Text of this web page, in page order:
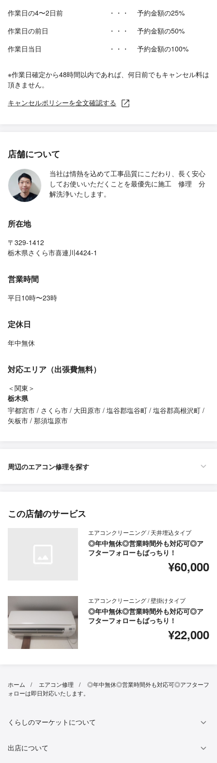
作業日の4〜2日前
・・・
予約金額の25%
作業日の前日
・・・
予約金額の50%
作業日当日
・・・ 予約金額の100%
※作業日確定から48時間以内であれば、何日前でもキャンセル料は
頂きません。
キャンセルポリシーを全文確認する
店舗について
当社は情熱を込めて工事品質にこだわり、長く安心
してお使いいただくことを最優先に施工 修理 分
解洗浄いたします。
所在地
〒329-1412
栃木県さくら市喜連川4424-1
営業時間
平日10時〜23時
定休日
年中無休
対応エリア（出張費無料）
＜関東＞
栃木県
宇都宮市
さくら市 大田原市 塩谷郡塩谷町 塩谷郡高根沢町
矢板市 那須塩原市
周辺のエアコン修理を探す
この店舗のサービス
エアコンクリーニング / 天井埋込タイプ
◎年中無休◎営業時間外も対応可◎ア
フターフォローもばっちり！
¥60,000
エアコンクリーニング / 壁掛けタイプ
◎年中無休◎営業時間外も対応可◎ア
フターフォローもばっちり！
¥22,000
ホーム エアコン修理
◎年中無休◎営業時間外も対応可◎アフターフ
ォローは即日対応いたします。
くらしのマーケットについて
出店について